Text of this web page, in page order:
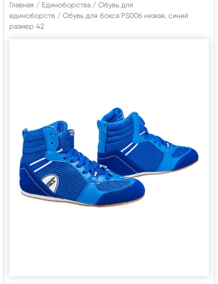
Главная / Единоборства / Обувь для
единоборств / Обувь для бокса PS006 низкая, синий
размер 42